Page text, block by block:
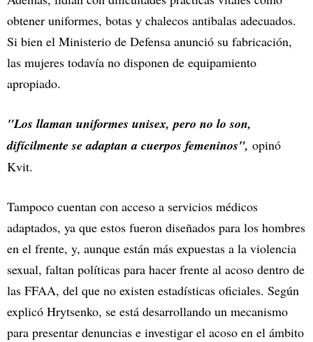
obtener uniformes, botas y chalecos antibalas adecuados.
Si bien el Ministerio de Defensa anunció su fabricación,
las mujeres todavía no disponen de equipamiento
apropiado.
"Los llaman uniformes unisex, pero no lo son,
difícilmente se adaptan a cuerpos femeninos", opinó
Kvit.
Tampoco cuentan con acceso a servicios médicos
adaptados, ya que estos fueron diseñados para los hombres
en el frente, y, aunque están más expuestas a la violencia
sexual, faltan políticas para hacer frente al acoso dentro de
las FFAA, del que no existen estadísticas oficiales. Según
explicó Hrytsenko, se está desarrollando un mecanismo
para presentar denuncias e investigar el acoso en el ámbito